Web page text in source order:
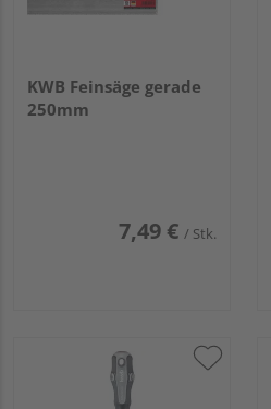
KWB Feinsäge gerade
250mm
7,49 € / Stk.